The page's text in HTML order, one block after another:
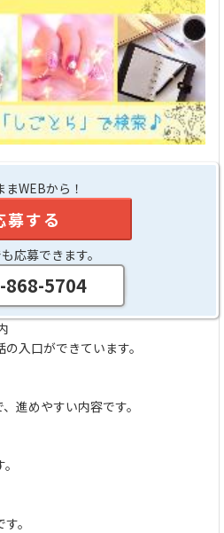
まWEBから！
募する
応募できます。
868-5704
入口ができています。
進めやすい内容です。
。